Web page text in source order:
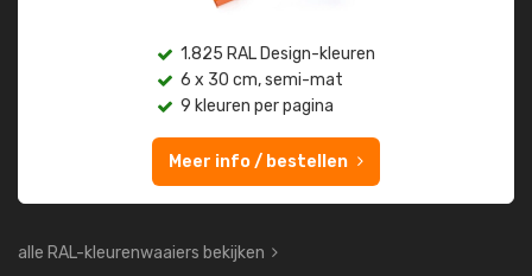
1.825 RAL Design-kleuren
6 x 30 cm, semi-mat
9 kleuren per pagina
Meer info / bestellen
alle RAL-kleurenwaaiers bekijken